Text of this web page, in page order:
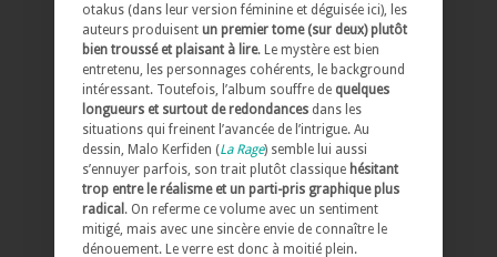
otakus (dans leur version féminine et déguisée ici), les
auteurs produisent un premier tome (sur deux) plutôt
bien troussé et plaisant à lire. Le mystère est bien
entretenu, les personnages cohérents, le background
intéressant. Toutefois, l’album souffre de quelques
longueurs et surtout de redondances dans les
situations qui freinent l’avancée de l’intrigue. Au
dessin, Malo Kerfiden (La Rage) semble lui aussi
s’ennuyer parfois, son trait plutôt classique hésitant
trop entre le réalisme et un parti-pris graphique plus
radical . On referme ce volume avec un sentiment
mitigé, mais avec une sincère envie de connaître le
dénouement. Le verre est donc à moitié plein.